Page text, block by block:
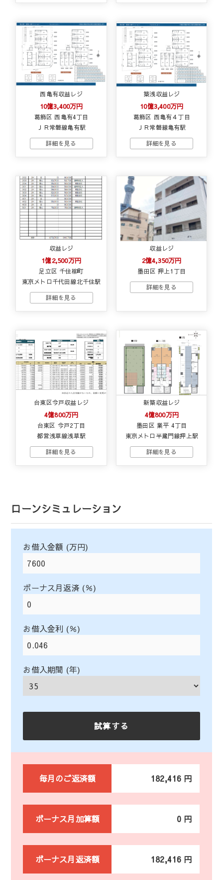
西亀有収益レジ
10億3,400万円
葛飾区 西亀有4丁目
ＪＲ常磐線亀有駅
築浅収益レジ
10億3,400万円
葛飾区 西亀有４丁目
ＪＲ常磐線亀有駅
収益レジ
1億2,500万円
足立区 千住柳町
東京メトロ千代田線北千住駅
収益レジ
2億4,350万円
墨田区 押上1丁目
台東区今戸収益レジ
4億800万円
台東区 今戸2丁目
都営浅草線浅草駅
新築収益レジ
4億800万円
墨田区 業平 4丁目
東京メトロ半蔵門線押上駅
ローンシミュレーション
お借入金額 (万円)
ボーナス月返済 (％)
お借入金利 (％)
お借入期間 (年)
毎月のご返済額 182,416 円
ボーナス月加算額 0 円
ボーナス月返済額 182,416 円